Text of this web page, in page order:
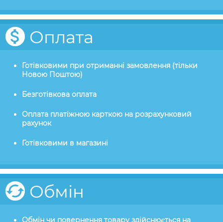
Оплата
Готівковими при отриманні замовлення (тільки
Новою Поштою)
Безготівкова оплата
Оплата платіжною карткою на розрахунковий
рахунок
Готівковими в магазині
Обмін
Обмін чи повернення товару здійснюється на